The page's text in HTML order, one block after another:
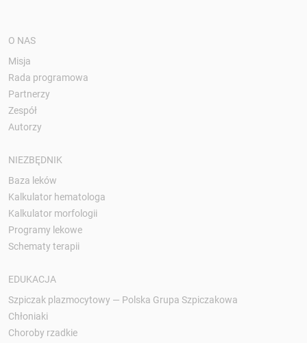
O NAS
Misja
Rada programowa
Partnerzy
Zespół
Autorzy
NIEZBĘDNIK
Baza leków
Kalkulator hematologa
Kalkulator morfologii
Programy lekowe
Schematy terapii
EDUKACJA
Szpiczak plazmocytowy — Polska Grupa Szpiczakowa
Chłoniaki
Choroby rzadkie